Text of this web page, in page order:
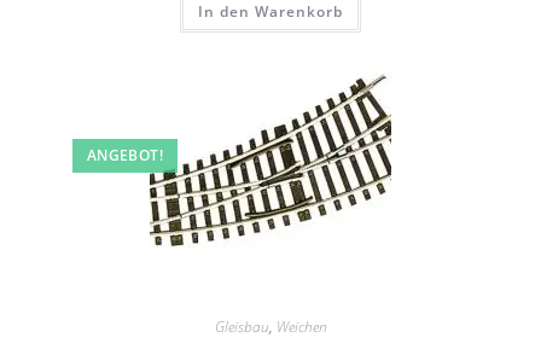
In den Warenkorb
ANGEBOT!
Gleisbau, Weichen